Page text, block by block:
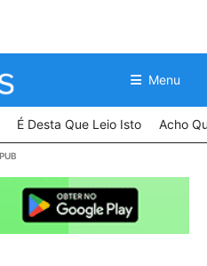
Menu
É Desta Que Leio Isto Acho